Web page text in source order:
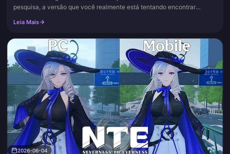
pesquisa, a versão que você realmente está tentando encontrar
um sim...
Leia Mais
2026-06-04